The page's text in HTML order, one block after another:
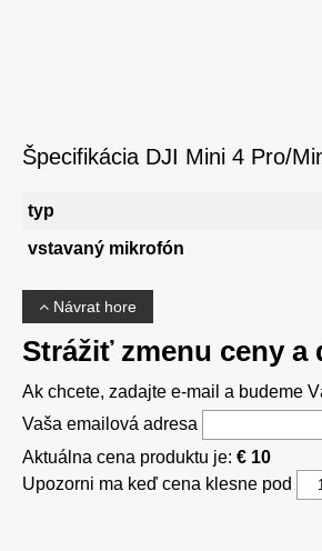
Špecifikácia DJI Mini 4 Pro/
typ
vstavaný mikrofón
Návrat hore
Strážiť zmenu ceny
Ak chcete, zadajte e-mail a budeme
Vaša emailová adresa
Aktuálna cena produktu je: € 10
Upozorni ma keď cena klesne pod